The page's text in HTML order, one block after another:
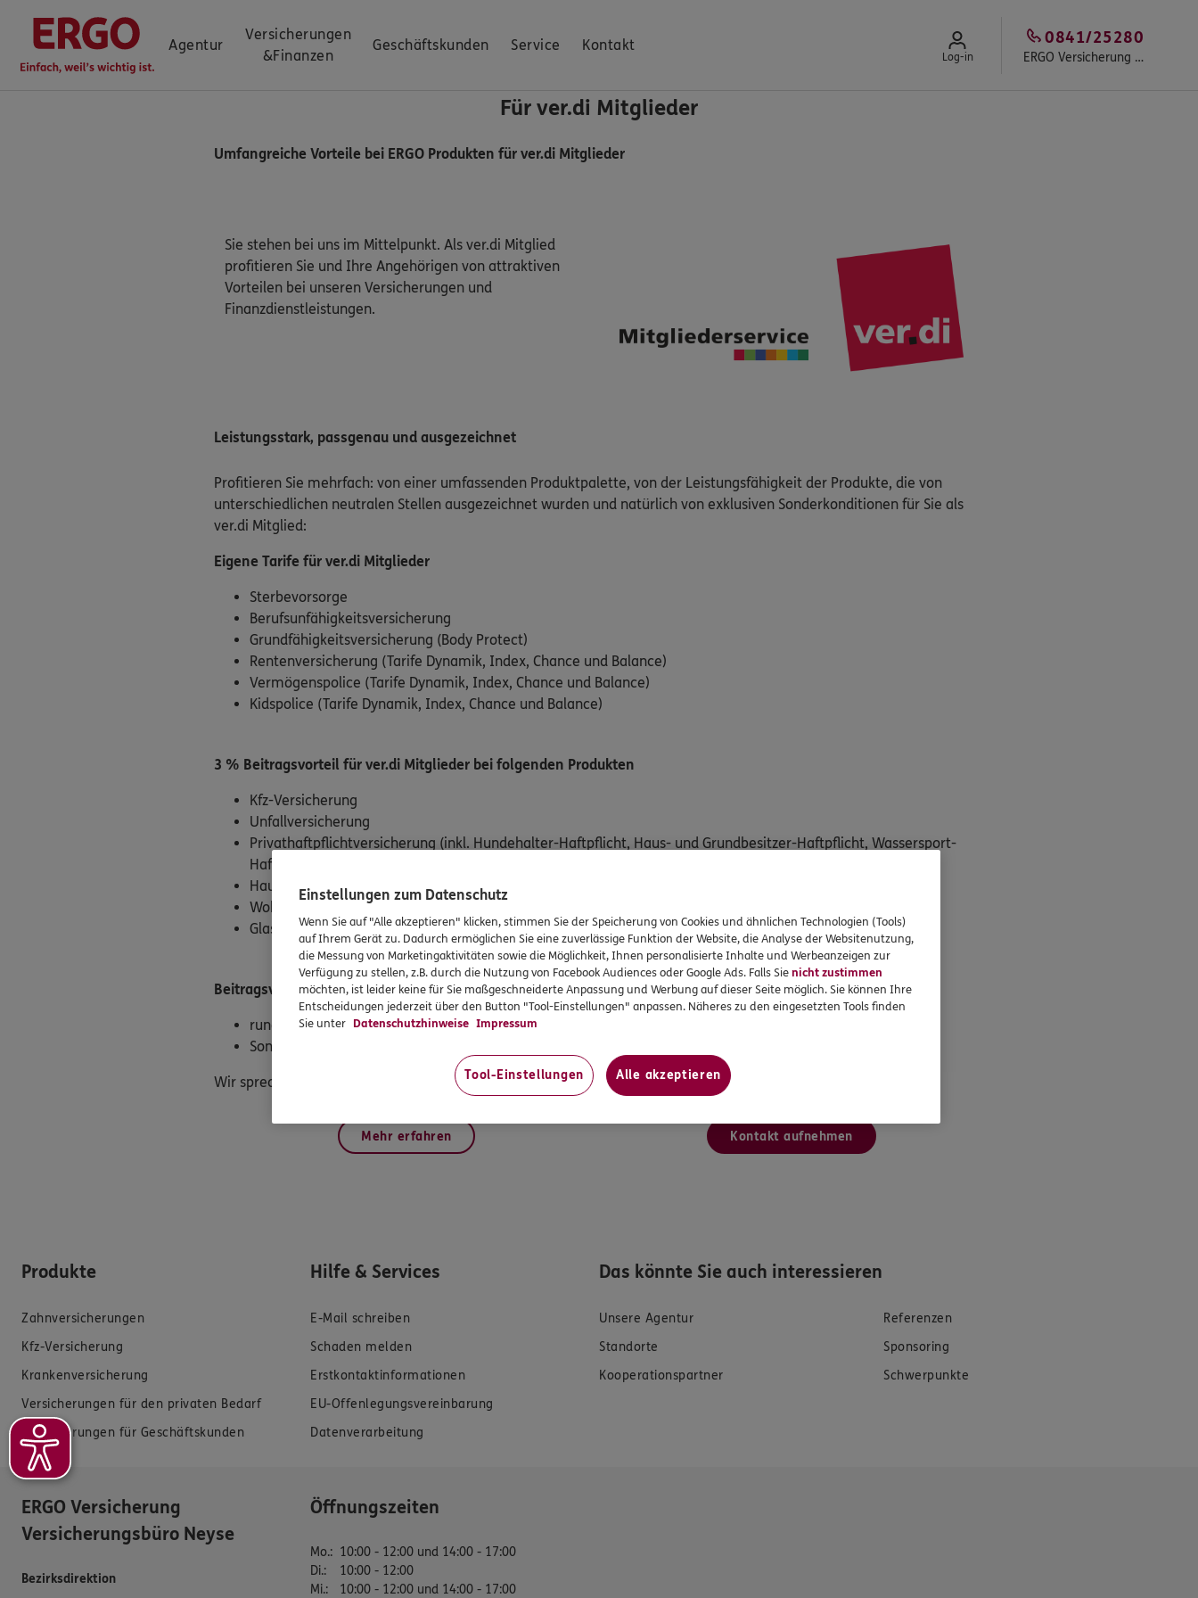
Agentur
Versicherungen
&Finanzen
Geschäftskunden Service Kontakt
Log-in ERGO Versicherung Versicherungsbüro Neyse
0841/25280
Für ver.di Mitglieder
Umfangreiche Vorteile bei ERGO Produkten für ver.di Mitglieder
Sie stehen bei uns im Mittelpunkt. Als ver.di Mitglied
profitieren Sie und Ihre Angehörigen von attraktiven
Vorteilen bei unseren Versicherungen und
Finanzdienstleistungen.
Leistungsstark, passgenau und ausgezeichnet
Profitieren Sie mehrfach: von einer umfassenden Produktpalette, von der Leistungsfähigkeit der Produkte, die von
unterschiedlichen neutralen Stellen ausgezeichnet wurden und natürlich von exklusiven Sonderkonditionen für Sie als
ver.di Mitglied:
Eigene Tarife für ver.di Mitglieder
Sterbevorsorge
Berufsunfähigkeitsversicherung
Grundfähigkeitsversicherung (Body Protect)
Rentenversicherung (Tarife Dynamik, Index, Chance und Balance)
Vermögenspolice (Tarife Dynamik, Index, Chance und Balance)
Kidspolice (Tarife Dynamik, Index, Chance und Balance)
3 % Beitragsvorteil für ver.di Mitglieder bei folgenden Produkten
Kfz-Versicherung
Unfallversicherung
Privathaftpflichtversicherung (inkl. Hundehalter-Haftpflicht, Haus- und Grundbesitzer-Haftpflicht, Wassersport-
Haftpflicht u.a.)
Hausratversicherung
Wohngebäudeversicherung
Glasversicherung
Beitragsvorteile für ver.di Mitglieder bei Gruppenverträgen
rund 4 % Sonderrabatt bei Krankenzusatzversicherungen (Sehhilfe, Zahnzusatz, etc.)
Sonderkonditionen bei der Krankenvollversicherung
Wir sprechen gerne mit Ihnen über die für Sie passende Lösung.
Mehr erfahren Kontakt aufnehmen
Produkte
Zahnversicherungen
Kfz-Versicherung
Krankenversicherung
Versicherungen für den privaten Bedarf
Versicherungen für Geschäftskunden
Hilfe & Services
E-Mail schreiben
Schaden melden
Erstkontaktinformationen
EU-Offenlegungsvereinbarung
Datenverarbeitung
Das könnte Sie auch interessieren
Unsere Agentur
Referenzen
Standorte
Sponsoring
Kooperationspartner
Schwerpunkte
ERGO Versicherung
Versicherungsbüro Neyse
Bezirksdirektion
Öffnungszeiten
Mo.: 10:00 - 12:00 und 14:00 - 17:00
Di.:
10:00 - 12:00
Mi.: 10:00 - 12:00 und 14:00 - 17:00
Einstellungen zum Datenschutz
Wenn Sie auf "Alle akzeptieren" klicken, stimmen Sie der Speicherung von Cookies und ähnlichen Technologien (Tools)
auf Ihrem Gerät zu. Dadurch ermöglichen Sie eine zuverlässige Funktion der Website, die Analyse der Websitenutzung,
die Messung von Marketingaktivitäten sowie die Möglichkeit, Ihnen personalisierte Inhalte und Werbeanzeigen zur
Verfügung zu stellen, z.B. durch die Nutzung von Facebook Audiences oder Google Ads. Falls Sienicht zustimmen
möchten, ist leider keine für Sie maßgeschneiderte Anpassung und Werbung auf dieser Seite möglich. Sie können Ihre
Entscheidungen jederzeit über den Button "Tool-Einstellungen" anpassen. Näheres zu den eingesetzten Tools finden
Sie unter Datenschutzhinweise Impressum
Tool-Einstellungen Alle akzeptieren